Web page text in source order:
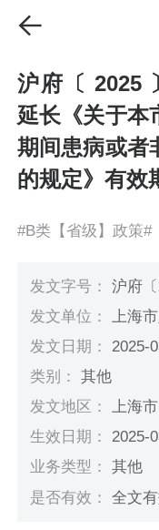
沪府〔 2025
延长《关于本
期间患病或者
的规定》有效
#B类【省级】政策#
发文字号：沪府
发文单位：
上海
发文日期： 2025-
类别：其他
发文地区：上海市
生效日期： 2025-
业务类型：其他
是否有效：全文